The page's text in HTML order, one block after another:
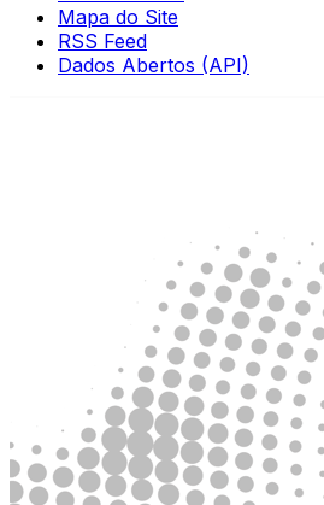
Mapa do Site
RSS Feed
Dados Abertos (API)